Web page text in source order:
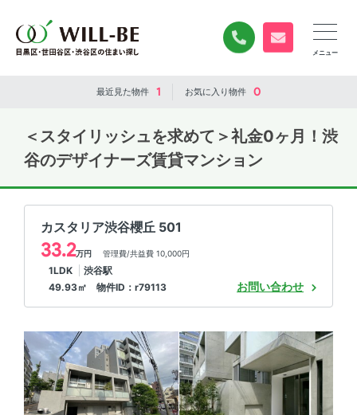
0120-840-834
無料お問い合
最近見た物件 1 お気に入り物件 0
＜スタイリッシュを求めて＞礼金0ヶ月！ 渋
谷のデザイナーズ賃貸マンション
カスタリア渋谷櫻丘 501
33.2万円 管理費/共益費 10,000円
1LDK
渋谷駅
49.93㎡ 物件ID：r79113
お問い合わせ